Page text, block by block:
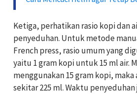
Ketiga, perhatikan rasio kopi dan
penyeduhan. Untuk metode
French press, rasio umum yang
yaitu 1 gram kopi untuk 15 ml air.
menggunakan 15 gram kopi,
sekitar 225 ml. Waktu penyeduhan